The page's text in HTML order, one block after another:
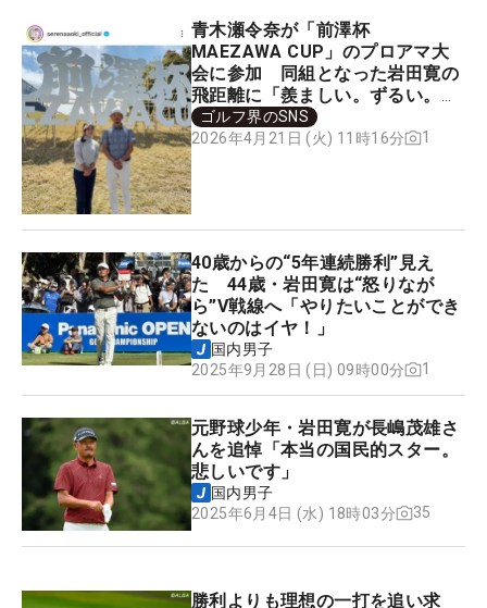
青木瀬令奈が「前澤杯
MAEZAWA CUP」のプロアマ大
会に参加 同組となった岩田寛の
飛距離に「羨ましい。ずるい。
笑」と思わず本音をポロリ
ゴルフ界のSNS
2026年4月21日 (火) 11時16分
1
40歳からの“5年連続勝利”見え
た 44歳・岩田寛は“怒りなが
ら”V戦線へ「やりたいことができ
ないのはイヤ！」
国内男子
2025年9月28日 (日) 09時00分
1
元野球少年・岩田寛が長嶋茂雄さ
んを追悼「本当の国民的スター。
悲しいです」
国内男子
2025年6月4日 (水) 18時03分
35
勝利よりも理想の一打を追い求